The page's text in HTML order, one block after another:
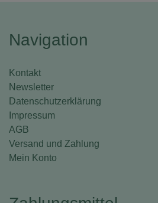
Navigation
Kontakt
Newsletter
Datenschutzerklärung
Impressum
AGB
Versand und Zahlung
Mein Konto